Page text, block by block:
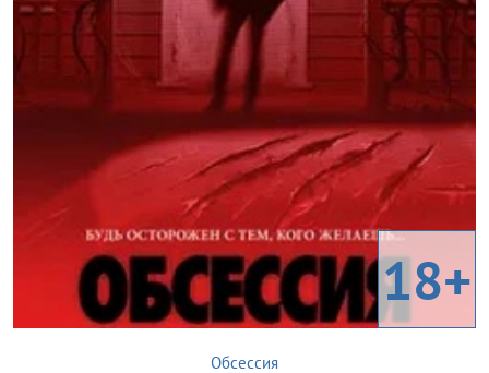
18+
Обсессия